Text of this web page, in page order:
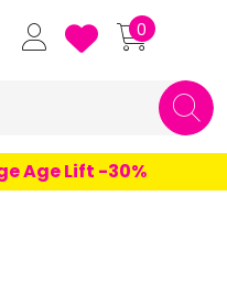
Grande Pharmacie
0
Age Lift -30%